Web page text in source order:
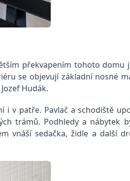
překvapením tohoto domu
se objevují základní nosné
Hudák.
i v patře. Pavlač a schodiště
trámů. Podhledy a nábytek
vnáší sedačka, židle a další